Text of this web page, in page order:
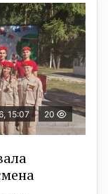
15:07 20